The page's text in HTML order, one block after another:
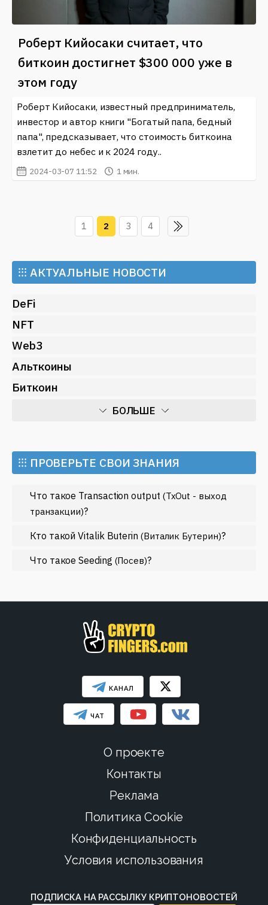
Роберт Кийосаки считает, что
биткоин достигнет $300 000 уже в
этом году
Роберт Кийосаки, известный предприниматель,
инвестор и автор книги "Богатый папа, бедный
папа", предсказывает, что стоимость биткоина
взлетит до небес и к 2024 году..
2024-03-07 11:52 1 мин.
1 2 3 4
⁝⁝⁝ АКТУАЛЬНЫЕ НОВОСТИ
DeFi
NFT
Web3
Альткоины
Биткоин
БОЛЬШЕ
Майнинг
Метавселенные
Регулирование
Рынок и события
Экономика
Эфириум
⁝⁝⁝ ПРОВЕРЬТЕ СВОИ ЗНАНИЯ
Что такое Transaction output (TxOut - выход
транзакции)?
Кто такой Vitalik Buterin (Виталик Бутерин)?
Что такое Seeding (Посев)?
КАНАЛ
ЧАТ
О проекте
Контакты
Реклама
Политика Cookie
Конфиденциальность
Условия использования
ПОДПИСКА НА РАССЫЛКУ КРИПТОНОВОСТЕЙ